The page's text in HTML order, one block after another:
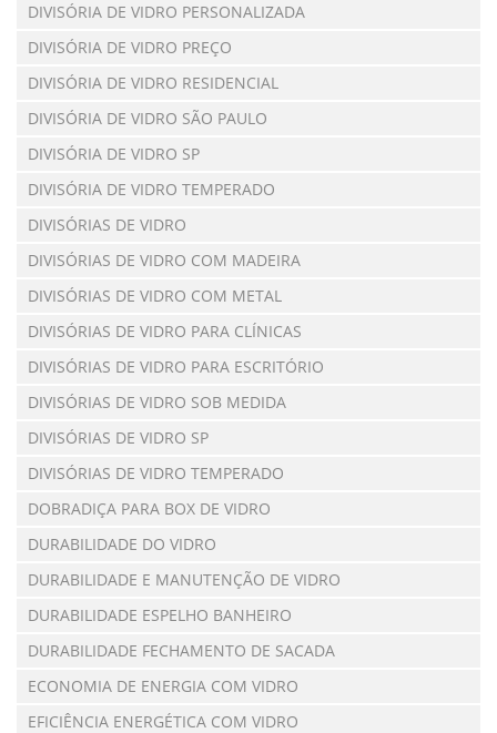
DIVISÓRIA DE VIDRO PERSONALIZADA
DIVISÓRIA DE VIDRO PREÇO
DIVISÓRIA DE VIDRO RESIDENCIAL
DIVISÓRIA DE VIDRO SÃO PAULO
DIVISÓRIA DE VIDRO SP
DIVISÓRIA DE VIDRO TEMPERADO
DIVISÓRIAS DE VIDRO
DIVISÓRIAS DE VIDRO COM MADEIRA
DIVISÓRIAS DE VIDRO COM METAL
DIVISÓRIAS DE VIDRO PARA CLÍNICAS
DIVISÓRIAS DE VIDRO PARA ESCRITÓRIO
DIVISÓRIAS DE VIDRO SOB MEDIDA
DIVISÓRIAS DE VIDRO SP
DIVISÓRIAS DE VIDRO TEMPERADO
DOBRADIÇA PARA BOX DE VIDRO
DURABILIDADE DO VIDRO
DURABILIDADE E MANUTENÇÃO DE VIDRO
DURABILIDADE ESPELHO BANHEIRO
DURABILIDADE FECHAMENTO DE SACADA
ECONOMIA DE ENERGIA COM VIDRO
EFICIÊNCIA ENERGÉTICA COM VIDRO